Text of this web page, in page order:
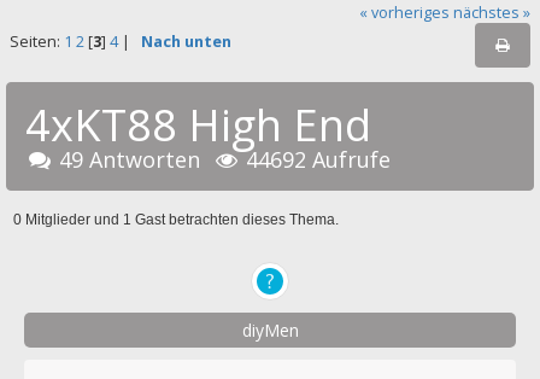
« vorheriges nächstes »
Seiten: 1 2[3] 4| Nach unten
4xKT88 High End
49 Antworten 44692 Aufrufe
0 Mitglieder und 1 Gast betrachten dieses Thema.
diyMen